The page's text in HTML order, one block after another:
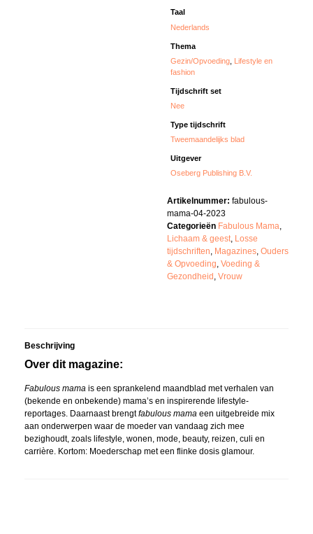
Taal
Nederlands
Thema
Gezin/Opvoeding Lifestyle en
fashion
Tijdschrift set
Nee
Type tijdschrift
Tweemaandelijks blad
Uitgever
Oseberg Publishing B.V.
Artikelnummer: fabulous-
mama-04-2023
Categorieën Fabulous Mama,
Lichaam & geest, Losse
tijdschriften, Magazines, Ouders
& Opvoeding, Voeding &
Gezondheid , Vrouw
Beschrijving
Over dit magazine:
Fabulous mama is een sprankelend maandblad met verhalen van
(bekende en onbekende) mama’s en inspirerende lifestyle-
reportages. Daarnaast brengtfabulous mama een uitgebreide mix
aan onderwerpen waar de moeder van vandaag zich mee
bezighoudt, zoals lifestyle, wonen, mode, beauty, reizen, culi en
carrière. Kortom: Moederschap met een flinke dosis glamour.